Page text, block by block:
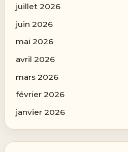
juillet 2026
juin 2026
mai 2026
avril 2026
mars 2026
février 2026
janvier 2026